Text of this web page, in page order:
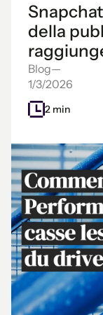
della
Blog—
1/3/2026
2 min